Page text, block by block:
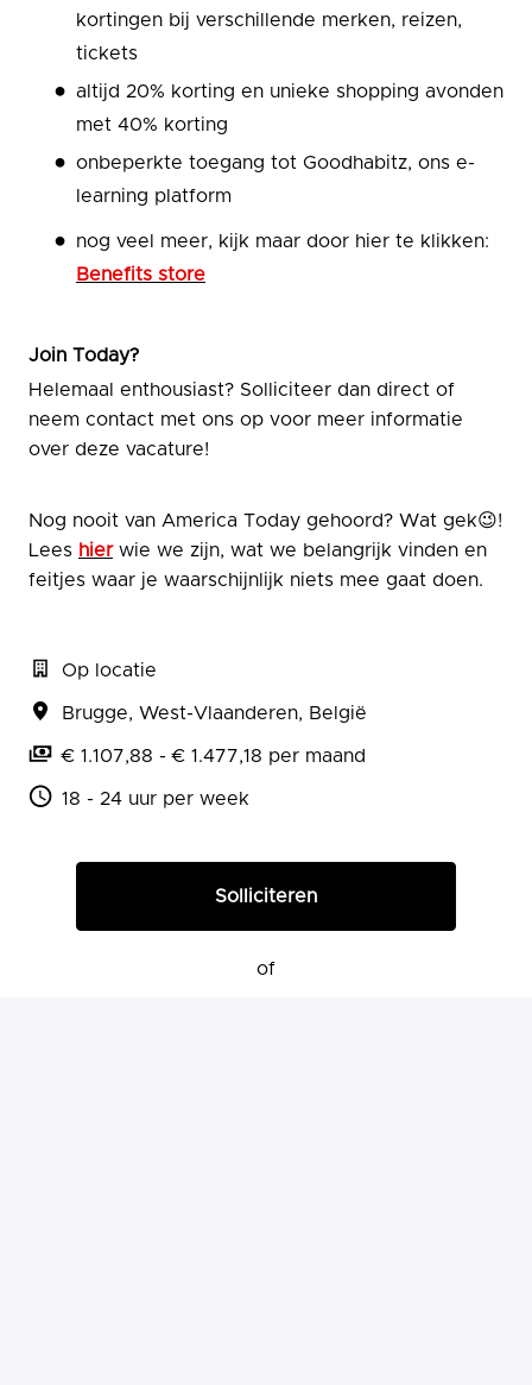
kortingen bij verschillende merken, reizen,
tickets
altijd 20% korting en unieke shopping avonden
met 40% korting
onbeperkte toegang tot Goodhabitz, ons e-
learning platform
nog veel meer, kijk maar door hier te klikken:
Benefits store
Join Today?
Helemaal enthousiast? Solliciteer dan direct of
neem contact met ons op voor meer informatie
over deze vacature!
Nog nooit van America Today gehoord? Wat gek😉!
Lees hierwie we zijn, wat we belangrijk vinden en
feitjes waar je waarschijnlijk niets mee gaat doen.
Op locatie
Brugge, West-Vlaanderen, België
€ 1.107,88 - € 1.477,18 per maand
18 - 24 uur per week
Solliciteren
of